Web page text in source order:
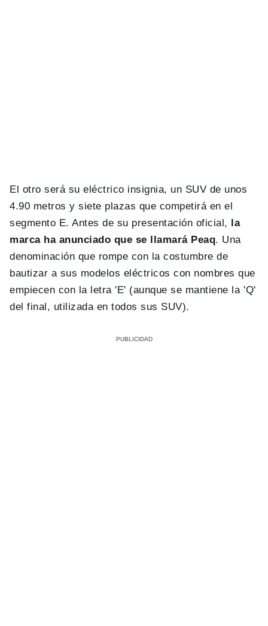
El otro será su eléctrico insignia, un SUV de unos
4.90 metros y siete plazas que competirá en el
segmento E. Antes de su presentación oficial,
la
marca ha anunciado que se llamará Peaq. Una
denominación que rompe con la costumbre de
bautizar a sus modelos eléctricos con nombres que
empiecen con la letra 'E' (aunque se mantiene la 'Q'
del final, utilizada en todos sus SUV).